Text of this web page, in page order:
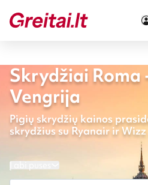
Skrydžiai Roma
Vengrija
Pigių skrydžių kainos
skrydžius su Ryanair ir
Į abi puses